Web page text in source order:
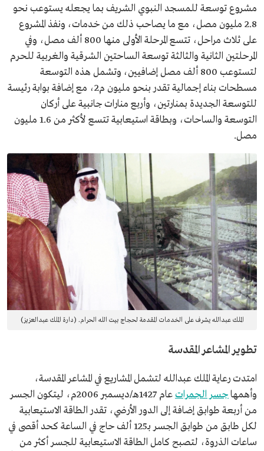
مشروع توسعة للمسجد النبوي الشريف بما يجعله يستوعب نحو
2.8 مليون مصل، مع ما يصاحب ذلك من خدمات، ونفذ المشروع
على ثلاث مراحل، تتسع المرحلة الأولى منها 800 ألف مصل، وفي
المرحلتين الثانية والثالثة توسعة الساحتين الشرقية والغربية للحرم
لتستوعب 800 ألف مصل إضافيين، وتشمل هذه التوسعة
مسطحات بناء إجمالية تقدر بنحو مليون م2، مع إضافة بوابة رئيسة
للتوسعة الجديدة بمنارتين، وأربع منارات جانبية على أركان
التوسعة والساحات، وبطاقة استيعابية تتسع لأكثر من 1.6 مليون
مصل.
الملك عبدالله يشرف على الخدمات المقدمة لحجاج بيت الله الحرام. (دارة الملك عبدالعزيز)
تطوير المشاعر المقدسة
امتدت رعاية الملك عبدالله لتشمل المشاريع في المشاعر المقدسة،
وأهمهاجسر الجمرات
عام 1427هـ/ديسمبر 2006م، ليتكون الجسر
من أربعة طوابق إضافة إلى الدور الأرضي، تقدر الطاقة الاستيعابية
لكل طابق من طوابق الجسر بـ125 ألف حاج في الساعة كحد أقصى في
ساعات الذروة، لتصبح كامل الطاقة الاستيعابية للجسر أكثر من